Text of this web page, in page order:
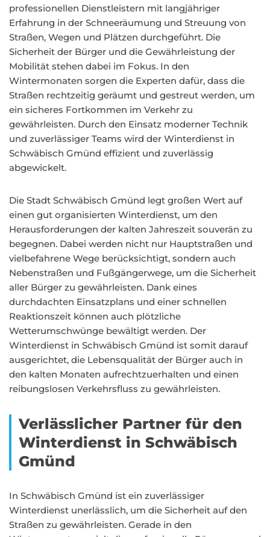
professionellen Dienstleistern mit langjähriger
Erfahrung in der Schneeräumung und Streuung von
Straßen, Wegen und Plätzen durchgeführt. Die
Sicherheit der Bürger und die Gewährleistung der
Mobilität stehen dabei im Fokus. In den
Wintermonaten sorgen die Experten dafür, dass die
Straßen rechtzeitig geräumt und gestreut werden, um
ein sicheres Fortkommen im Verkehr zu
gewährleisten. Durch den Einsatz moderner Technik
und zuverlässiger Teams wird der Winterdienst in
Schwäbisch Gmünd effizient und zuverlässig
abgewickelt.
Die Stadt Schwäbisch Gmünd legt großen Wert auf
einen gut organisierten Winterdienst, um den
Herausforderungen der kalten Jahreszeit souverän zu
begegnen. Dabei werden nicht nur Hauptstraßen und
vielbefahrene Wege berücksichtigt, sondern auch
Nebenstraßen und Fußgängerwege, um die Sicherheit
aller Bürger zu gewährleisten. Dank eines
durchdachten Einsatzplans und einer schnellen
Reaktionszeit können auch plötzliche
Wetterumschwünge bewältigt werden. Der
Winterdienst in Schwäbisch Gmünd ist somit darauf
ausgerichtet, die Lebensqualität der Bürger auch in
den kalten Monaten aufrechtzuerhalten und einen
reibungslosen Verkehrsfluss zu gewährleisten.
Verlässlicher Partner für den
Winterdienst in Schwäbisch
Gmünd
In Schwäbisch Gmünd ist ein zuverlässiger
Winterdienst unerlässlich, um die Sicherheit auf den
Straßen zu gewährleisten. Gerade in den